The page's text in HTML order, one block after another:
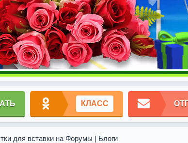
КЛАСС
для вставки на Форумы | Блоги